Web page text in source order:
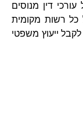
דין מנוסים
כל רשות מקומית
ייעוץ משפטי